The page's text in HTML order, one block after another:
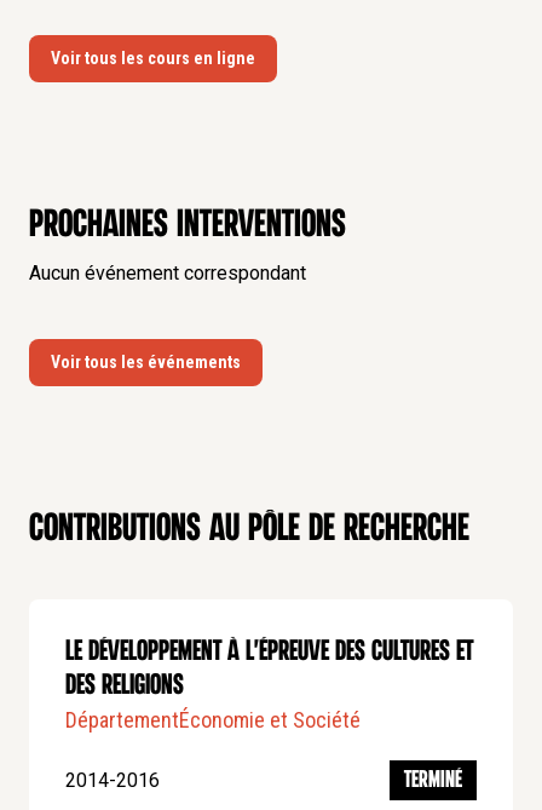
Voir tous les cours en ligne
Prochaines interventions
Aucun événement correspondant
Voir tous les événements
Contributions au pôle de recherche
Le développement à l'épreuve des cultures et
des religions
DépartementÉconomie et Société
2014-2016 TERMINÉ